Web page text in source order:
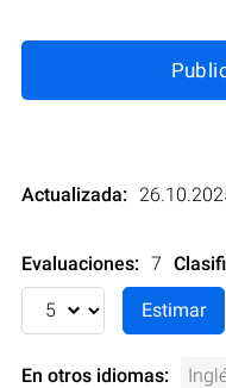
Actualizada:
Evaluaciones: 7
En otros idiomas: